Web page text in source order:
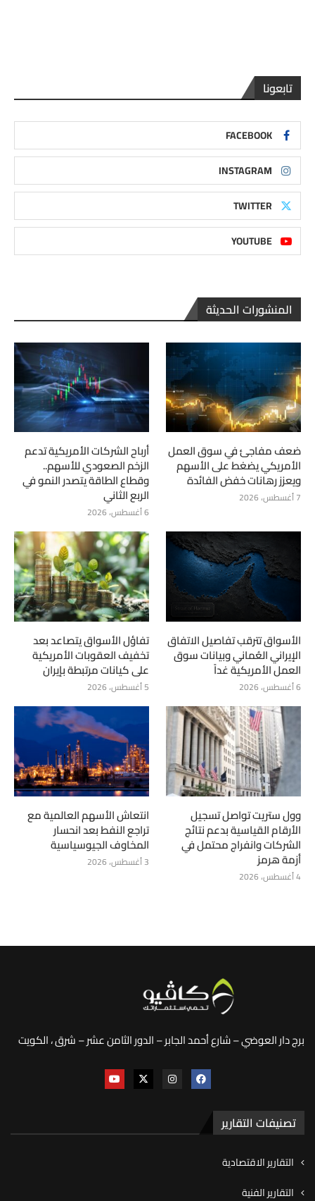
تابعونا
FACEBOOK
INSTAGRAM
TWITTER
YOUTUBE
المنشورات الحديثة
ضعف مفاجئ في سوق العمل
الأمريكي يضغط على الأسهم
ويعزز رهانات خفض الفائدة
7 أغسطس، 2026
أرباح الشركات الأمريكية تدعم
الزخم الصعودي للأسهم..
وقطاع الطاقة يتصدر النمو في
الربع الثاني
6 أغسطس، 2026
الأسواق تترقب تفاصيل الاتفاق
الإيراني العُماني وبيانات سوق
العمل الأمريكية غداً
6 أغسطس، 2026
تفاؤل الأسواق يتصاعد بعد
تخفيف العقوبات الأمريكية
على كيانات مرتبطة بإيران
5 أغسطس، 2026
وول ستريت تواصل تسجيل
الأرقام القياسية بدعم نتائج
الشركات وانفراج محتمل في
أزمة هرمز
4 أغسطس، 2026
انتعاش الأسهم العالمية مع
تراجع النفط بعد انحسار
المخاوف الجيوسياسية
3 أغسطس، 2026
برج دار العوضي – شارع أحمد الجابر – الدور الثامن عشر – شرق ، الكويت
تصنيفات التقارير
التقارير الاقتصادية
التقارير الفنية